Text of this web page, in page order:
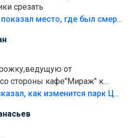
срезать
«Попал на пику»: СК показал место, где был смертельно травмирован ребенок в Тольятти
от
со стороны кафе"Мираж" к
то бордюры
еще,видимо,часть
Глава Тольятти рассказал, как изменится парк Центрального района